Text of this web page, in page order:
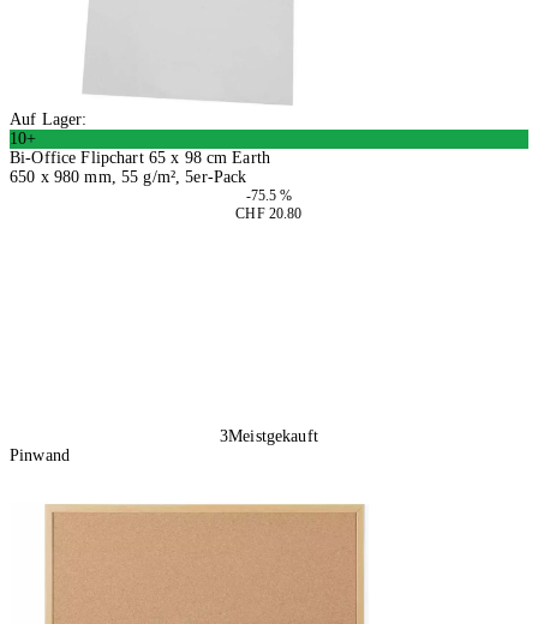
Auf Lager:
10+
Bi-Office Flipchart 65 x 98 cm Earth
650 x 980 mm, 55 g/m², 5er-Pack
-75.5 %
CHF 20.80
3Meistgekauft
Pinwand